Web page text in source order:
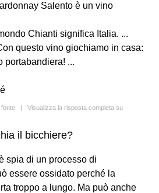
Salento è un vino
Chianti significa Italia. ...
questo vino giochiamo in casa:
portabandiera! ...
fonte | Visualizza la risposta completa su
il bicchiere?
spia di un processo di
essere ossidato perché la
troppo a lungo. Ma può anche